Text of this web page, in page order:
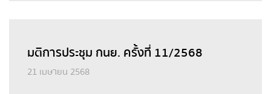
มติการประชุม กนย. ครั้งที่ 11/2568
21 เมษายน 2568